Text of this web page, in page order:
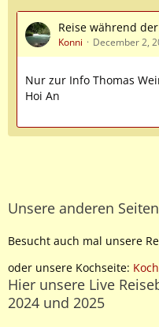
Reise während
Konni December 2,
Nur zur Info Thomas
Hoi An
Unsere anderen Seiten
Besucht auch mal unsere
oder unsere Kochseite:
Hier unsere Live
2024 und 2025